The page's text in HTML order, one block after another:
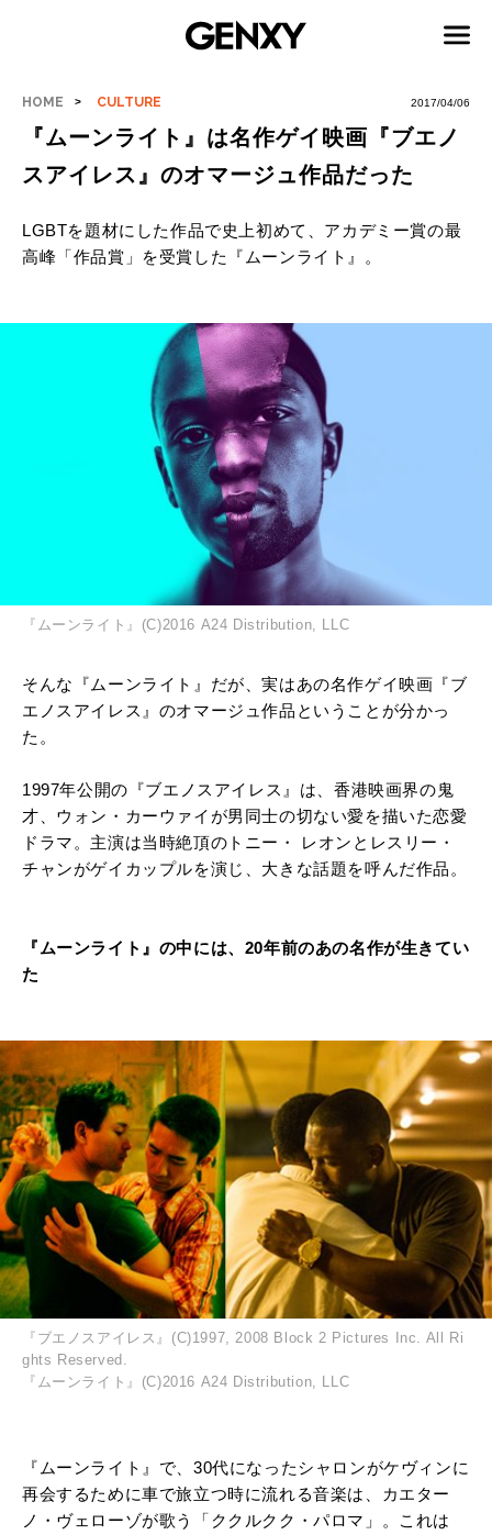
HOME CULTURE 2017/04/06
『ムーンライト』は名作ゲイ映画『ブエノ
スアイレス』のオマージュ作品だった
LGBTを題材にした作品で史上初めて、アカデミー賞の最
高峰「作品賞」を受賞した『ムーンライト』。
『ムーンライト』(C)2016 A24 Distribution, LLC
そんな『ムーンライト』だが、実はあの名作ゲイ映画『ブ
エノスアイレス』のオマージュ作品ということが分かっ
た。
1997年公開の『ブエノスアイレス』は、香港映画界の鬼
才、ウォン・カーウァイが男同士の切ない愛を描いた恋愛
ドラマ。主演は当時絶頂のトニー・ レオンとレスリー・
チャンがゲイカップルを演じ、大きな話題を呼んだ作品。
『ムーンライト』の中には、20年前のあの名作が生きてい
た
『ブエノスアイレス』(C)1997, 2008 Block 2 Pictures Inc. All Ri
ghts Reserved.
『ムーンライト』(C)2016 A24 Distribution, LLC
『ムーンライト』で、30代になったシャロンがケヴィンに
再会するために車で旅立つ時に流れる音楽は、カエター
ノ・ヴェローゾが歌う「ククルクク・パロマ」。これは